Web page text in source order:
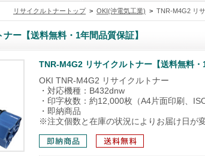
リサイクルトナートップ > OKI(沖電気工業) > TNR-M4G2 リ
ー【送料無料・1年間品質保証】
TNR-M4G2 リサイクルトナー【送料無料・
OKI TNR-M4G2 リサイクルトナー
・対応機種：B432dnw
・印字枚数：約12,000枚（A4片面印刷、
・即納商品
※注文個数と在庫の状況によりお届け日が